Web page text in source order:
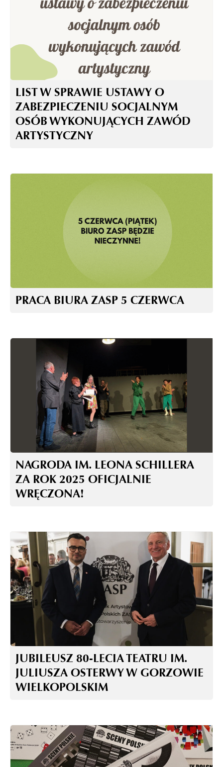
LIST W SPRAWIE USTAWY O
ZABEZPIECZENIU SOCJALNYM
OSÓB WYKONUJĄCYCH ZAWÓD
ARTYSTYCZNY
PRACA BIURA ZASP 5 CZERWCA
NAGRODA IM. LEONA SCHILLERA
ZA ROK 2025 OFICJALNIE
WRĘCZONA!
JUBILEUSZ 80-LECIA TEATRU IM.
JULIUSZA OSTERWY W GORZOWIE
WIELKOPOLSKIM